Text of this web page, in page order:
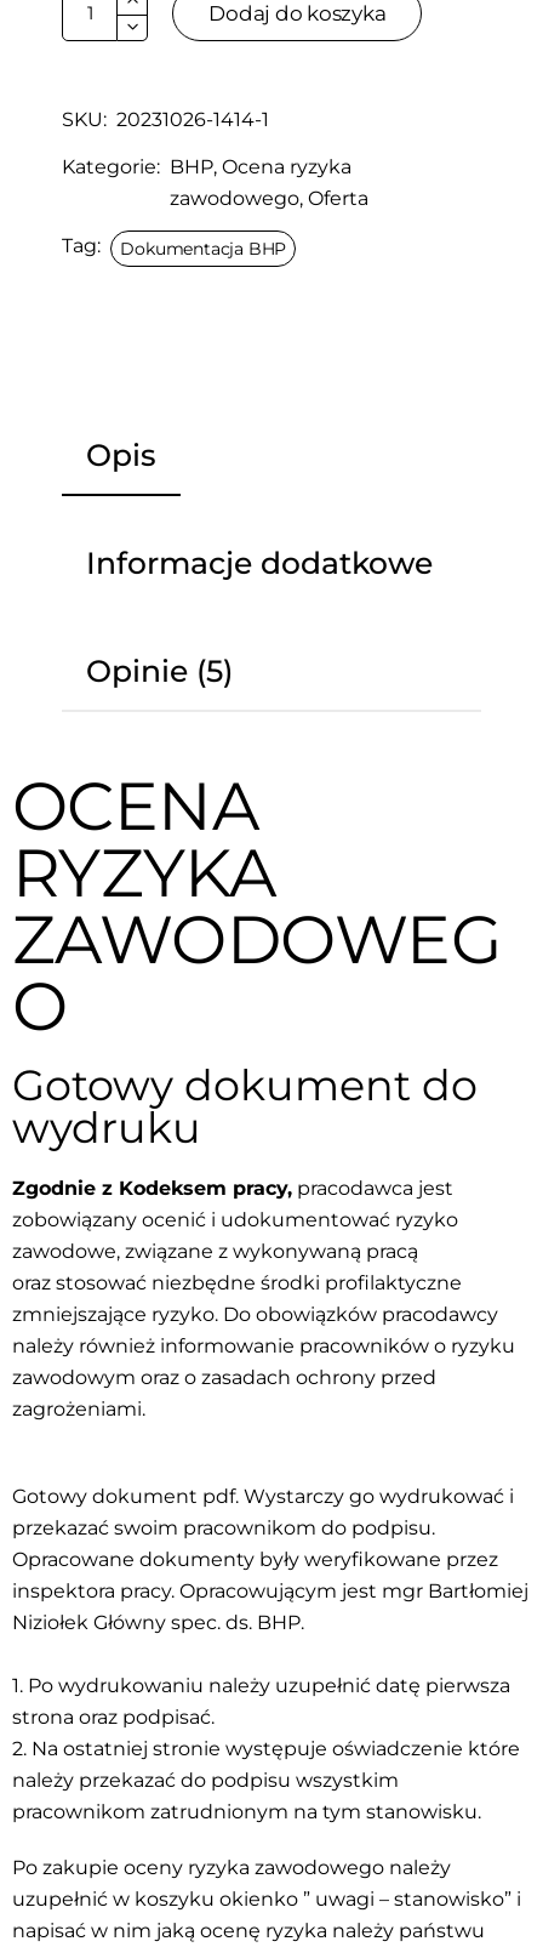
Dodaj do koszyka
SKU: 20231026-1414-1
Kategorie: BHP,Ocena ryzyka
zawodowego,Oferta
Tag: Dokumentacja BHP
Opis
Informacje dodatkowe
Opinie (5)
OCENA
RYZYKA
ZAWODOWEG
O
Gotowy dokument do
wydruku
Zgodnie z Kodeksem pracy, pracodawca jest
zobowiązany ocenić i udokumentować ryzyko
zawodowe, związane z wykonywaną pracą
oraz stosować niezbędne środki profilaktyczne
zmniejszające ryzyko. Do obowiązków pracodawcy
należy również informowanie pracowników o ryzyku
zawodowym oraz o zasadach ochrony przed
zagrożeniami.
Gotowy dokument pdf. Wystarczy go wydrukować i
przekazać swoim pracownikom do podpisu.
Opracowane dokumenty były weryfikowane przez
inspektora pracy. Opracowującym jest mgr Bartłomiej
Niziołek Główny spec. ds. BHP.
1. Po wydrukowaniu należy uzupełnić datę pierwsza
strona oraz podpisać.
2. Na ostatniej stronie występuje oświadczenie które
należy przekazać do podpisu wszystkim
pracownikom zatrudnionym na tym stanowisku.
Po zakupie oceny ryzyka zawodowego należy
uzupełnić w koszyku okienko ” uwagi – stanowisko” i
napisać w nim jaką ocenę ryzyka należy państwu